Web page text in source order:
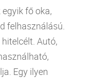
fő oka,
felhasználású.
Autó,
Egy ilyen